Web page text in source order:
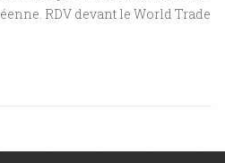
RDV devant le World Trade